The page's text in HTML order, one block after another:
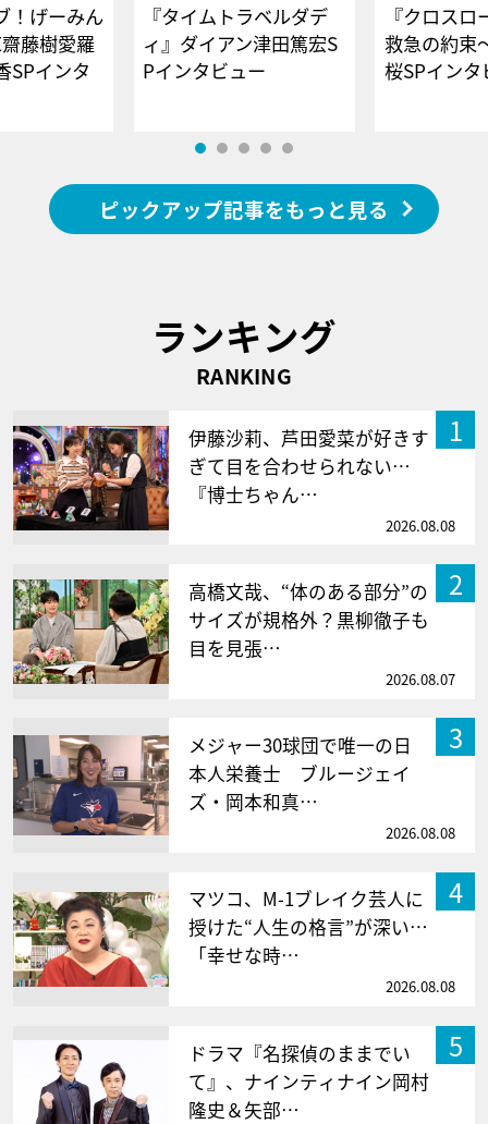
！げーみん
藤樹愛羅
SPインタ
『タイムトラベルダデ
ィ』ダイアン津田篤宏S
Pインタビュー
『クロス
救急の約束
桜SPイ
ピックアップ記事をもっと見る
ランキング
RANKING
1
伊藤沙莉、芦田愛菜が好きす
ぎて目を合わせられない…
『博士ちゃん…
2026.08.08
2
高橋文哉、“体のある部分”の
サイズが規格外？黒柳徹子も
目を見張…
2026.08.07
3
メジャー30球団で唯一の日
本人栄養士 ブルージェイ
ズ・岡本和真…
2026.08.08
4
マツコ、M-1ブレイク芸人に
授けた“人生の格言”が深い…
「幸せな時…
2026.08.08
5
ドラマ『名探偵のままでい
て』、ナインティナイン岡村
隆史＆矢部…